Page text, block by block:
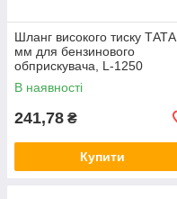
Шланг високого тиску ТАТА
мм для бензинового
обприскувача, L-1250
В наявності
241,78 ₴
Купити